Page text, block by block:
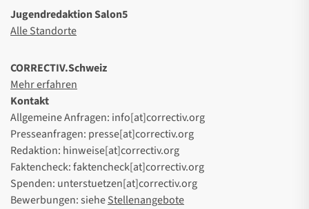
Jugendredaktion Salon5
Alle Standorte
CORRECTIV.Schweiz
Mehr erfahren
Kontakt
Allgemeine Anfragen: info[at]correctiv.org
Presseanfragen: presse[at]correctiv.org
Redaktion: hinweise[at]correctiv.org
Faktencheck: faktencheck[at]correctiv.org
Spenden: unterstuetzen[at]correctiv.org
Bewerbungen: sieheStellenangebote